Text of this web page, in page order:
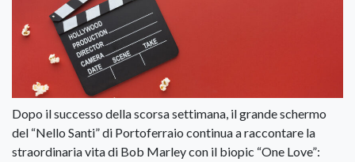
Dopo il successo della scorsa settimana, il grande schermo
del “Nello Santi” di Portoferraio continua a raccontare la
straordinaria vita di Bob Marley con il biopic “One Love”: